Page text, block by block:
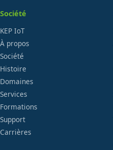
Société
KEP IoT
À propos
Société
Histoire
Domaines
Services
Formations
Support
Carrières